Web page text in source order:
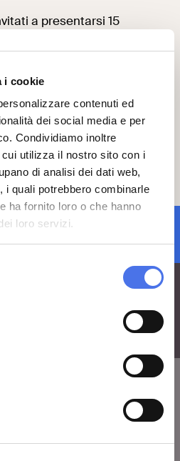
i cookie
contenuti ed
dei social media e per
Condividiamo inoltre
utilizza il nostro sito con i
di analisi dei dati web,
i quali potrebbero combinarle
ha fornito loro o che hanno
loro servizi.
a presentarsi 15
completo.
una mail
cliccando qui.
nel rispetto
anti-Covid-19.